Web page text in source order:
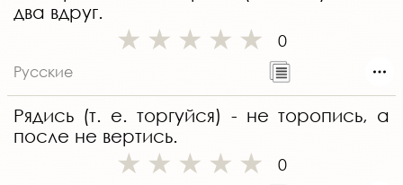
два вдруг.
0
Русские
Рядись (т. е. торгуйся) - не торопись, а
после не вертись.
0